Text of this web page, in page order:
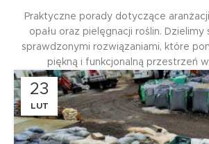
Praktyczne porady dotyczące
opału oraz pielęgnacji roślin. Dzielimy
sprawdzonymi rozwiązaniami, które
piękną i funkcjonalną przestrzeń
23
LUT